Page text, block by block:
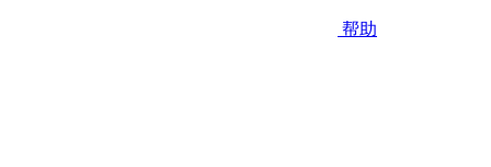
帮助